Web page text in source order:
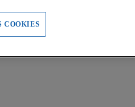
COOKIES